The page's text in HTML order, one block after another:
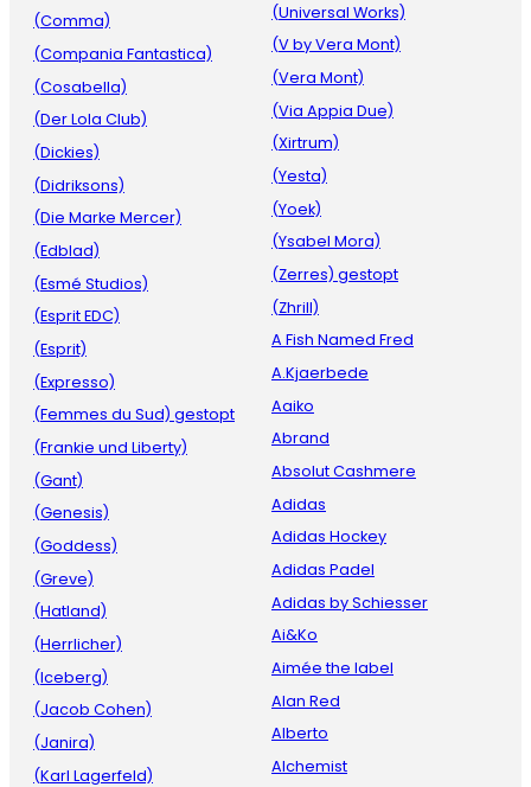
(Comma)
(Compania Fantastica)
(Cosabella)
(Der Lola Club)
(Dickies)
(Didriksons)
(Die Marke Mercer)
(Edblad)
(Esmé Studios)
(Esprit EDC)
(Esprit)
(Expresso)
(Femmes du Sud) gestopt
(Frankie und Liberty)
(Gant)
(Genesis)
(Goddess)
(Greve)
(Hatland)
(Herrlicher)
(Iceberg)
(Jacob Cohen)
(Janira)
(Karl Lagerfeld)
(Universal Works)
(V by Vera Mont)
(Vera Mont)
(Via Appia Due)
(Xirtrum)
(Yesta)
(Yoek)
(Ysabel Mora)
(Zerres) gestopt
(Zhrill)
A Fish Named Fred
A.Kjaerbede
Aaiko
Abrand
Absolut Cashmere
Adidas
Adidas Hockey
Adidas Padel
Adidas by Schiesser
Ai&Ko
Aimée the label
Alan Red
Alberto
Alchemist